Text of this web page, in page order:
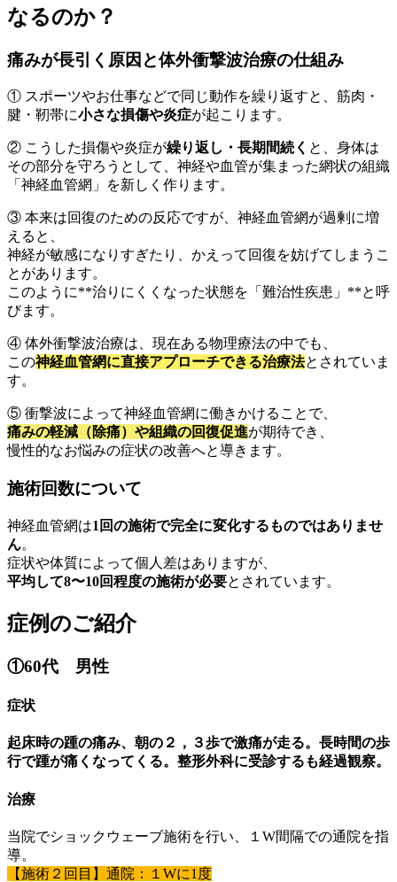
なるのか？
痛みが長引く原因と体外衝撃波治療の仕組み
① スポーツやお仕事などで同じ動作を繰り返すと、筋肉・
腱・靭帯に小さな損傷や炎症が起こります。
② こうした損傷や炎症が繰り返し・長期間続く と、身体は
その部分を守ろうとして、神経や血管が集まった網状の組織
「神経血管網」を新しく作ります。
③ 本来は回復のための反応ですが、神経血管網が過剰に増
えると、
神経が敏感になりすぎたり、かえって回復を妨げてしまうこ
とがあります。
このように**治りにくくなった状態を「難治性疾患」**と呼
びます。
④ 体外衝撃波治療は、現在ある物理療法の中でも、
この神経血管網に直接アプローチできる治療法とされていま
す。
⑤ 衝撃波によって神経血管網に働きかけることで、
痛みの軽減（除痛）や組織の回復促進が期待でき、
慢性的なお悩みの症状の改善へと導きます。
施術回数について
神経血管網は1回の施術で完全に変化するものではありませ
ん。
症状や体質によって個人差はありますが、
平均して8〜10回程度の施術が必要とされています。
症例のご紹介
①60代 男性
症状
起床時の踵の痛み、朝の２，３歩で激痛が走る。長時間の歩
行で踵が痛くなってくる。整形外科に受診するも経過観察。
治療
当院でショックウェーブ施術を行い、１W間隔での通院を指
導。
【施術２回目】通院：１Wに1度